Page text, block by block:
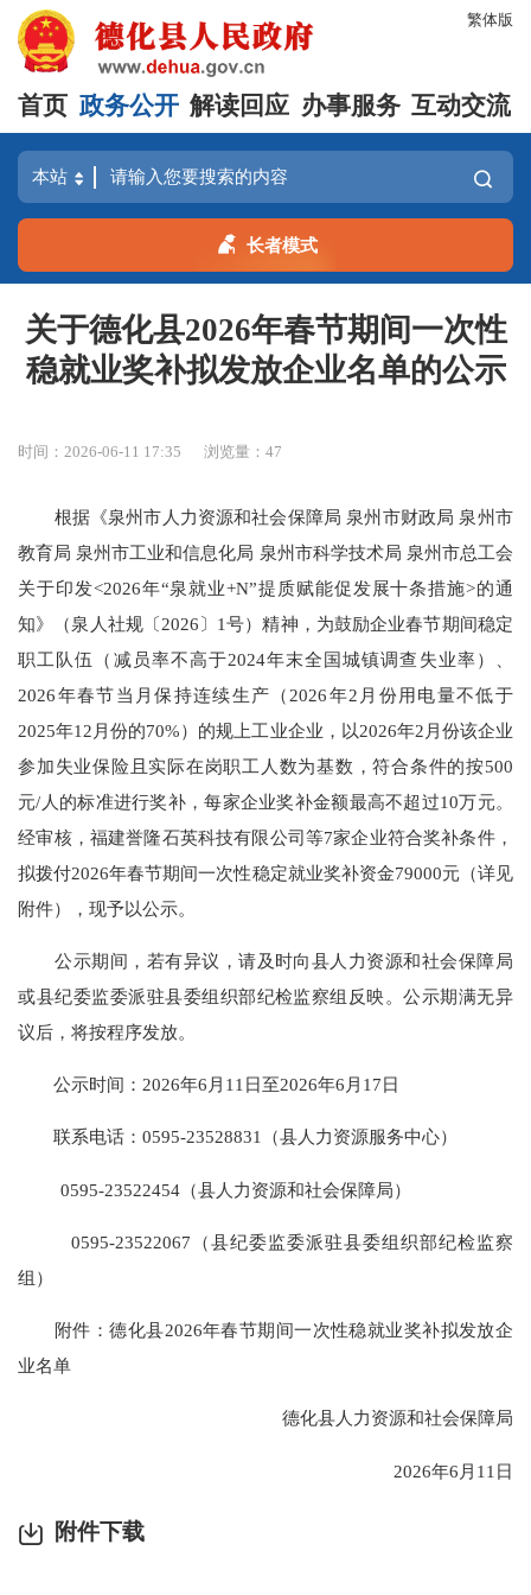
繁体版
首页 政务公开 解读回应 办事服务 互动交流
长者模式
关于德化县2026年春节期间一次性
稳就业奖补拟发放企业名单的公示
时间：2026-06-11 17:35 浏览量：47
根据《泉州市人力资源和社会保障局 泉州市财政局 泉州市
教育局 泉州市工业和信息化局 泉州市科学技术局 泉州市总工会
关于印发<2026年“泉就业+N”提质赋能促发展十条措施>的通
知》（泉人社规〔2026〕1号）精神，为鼓励企业春节期间稳定
职工队伍（减员率不高于2024年末全国城镇调查失业率）、
2026年春节当月保持连续生产（2026年2月份用电量不低于
2025年12月份的70%）的规上工业企业，以2026年2月份该企业
参加失业保险且实际在岗职工人数为基数，符合条件的按500
元/人的标准进行奖补，每家企业奖补金额最高不超过10万元。
经审核，福建誉隆石英科技有限公司等7家企业符合奖补条件，
拟拨付2026年春节期间一次性稳定就业奖补资金79000元（详见
附件），现予以公示。
公示期间，若有异议，请及时向县人力资源和社会保障局
或县纪委监委派驻县委组织部纪检监察组反映。公示期满无异
议后，将按程序发放。
公示时间：2026年6月11日至2026年6月17日
联系电话：0595-23528831（县人力资源服务中心）
0595-23522454（县人力资源和社会保障局）
0595-23522067（县纪委监委派驻县委组织部纪检监察
组）
附件：德化县2026年春节期间一次性稳就业奖补拟发放企
业名单
德化县人力资源和社会保障局
2026年6月11日
附件下载